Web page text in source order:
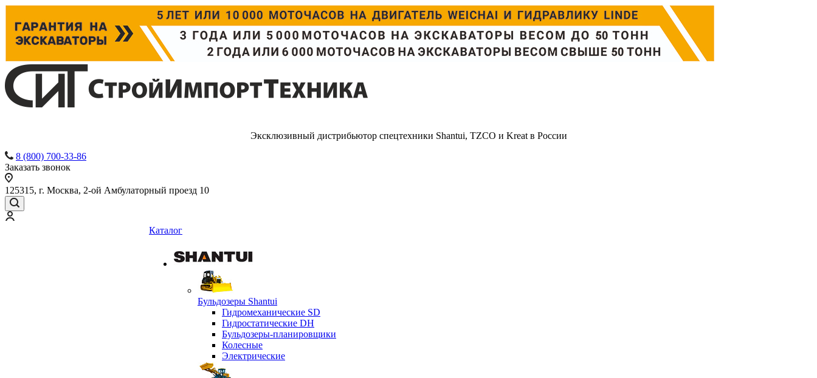
Эксклюзивный дистрибьютор спецтехники Shantui, TZCO и Kreat в России
8 (800) 700-33-86
Заказать звонок
125315, г. Москва, 2-ой Амбулаторный проезд 10
Каталог
Бульдозеры Shantui
Гидромеханические SD
Гидростатические DH
Бульдозеры-планировщики
Колесные
Электрические